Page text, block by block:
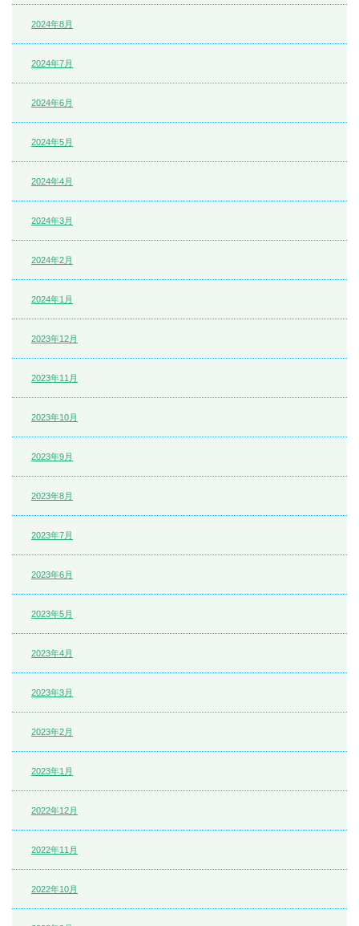
2024年8月
2024年7月
2024年6月
2024年5月
2024年4月
2024年3月
2024年2月
2024年1月
2023年12月
2023年11月
2023年10月
2023年9月
2023年8月
2023年7月
2023年6月
2023年5月
2023年4月
2023年3月
2023年2月
2023年1月
2022年12月
2022年11月
2022年10月